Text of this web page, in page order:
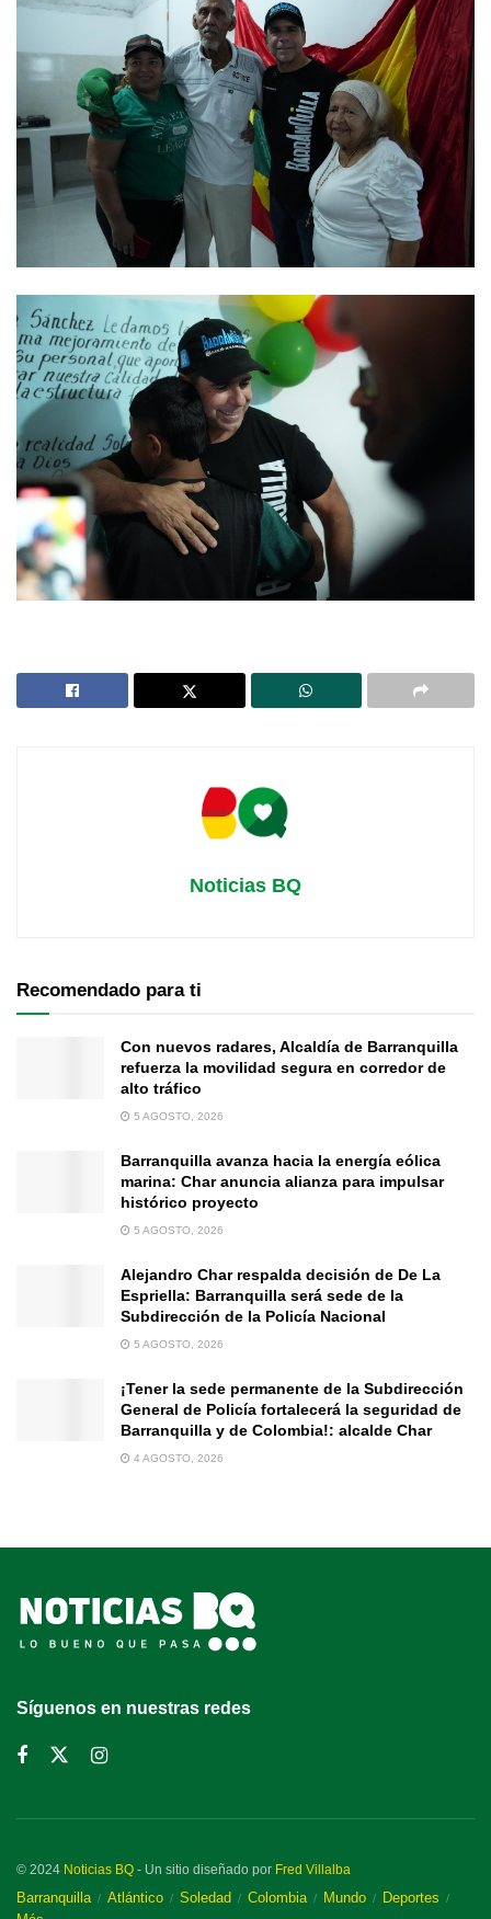
Noticias BQ
Recomendado para ti
Con nuevos radares, Alcaldía de Barranquilla
refuerza la movilidad segura en corredor de
alto tráfico
5 AGOSTO, 2026
Barranquilla avanza hacia la energía eólica
marina: Char anuncia alianza para impulsar
histórico proyecto
5 AGOSTO, 2026
Alejandro Char respalda decisión de De La
Espriella: Barranquilla será sede de la
Subdirección de la Policía Nacional
5 AGOSTO, 2026
¡Tener la sede permanente de la Subdirección
General de Policía fortalecerá la seguridad de
Barranquilla y de Colombia!: alcalde Char
4 AGOSTO, 2026
Síguenos en nuestras redes
© 2024 Noticias BQ - Un sitio diseñado por Fred Villalba
Barranquilla Atlántico Soledad Colombia Mundo
Deportes